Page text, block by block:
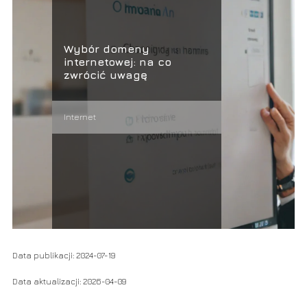
Wybór domeny
internetowej: na co
zwrócić uwagę
Internet
Data publikacji: 2024-07-19
Data aktualizacji: 2026-04-09